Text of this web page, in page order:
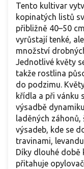
Tento kultivar
kopinatých listů
přibližně 40–50
vyrůstají tenké,
množství
Jednotlivé květy
takže rostlina
do podzimu.
křídla a při vánku
výsadbě
laděných
výsadeb, kde se
travinami,
Díky dlouhé době
přitahuje